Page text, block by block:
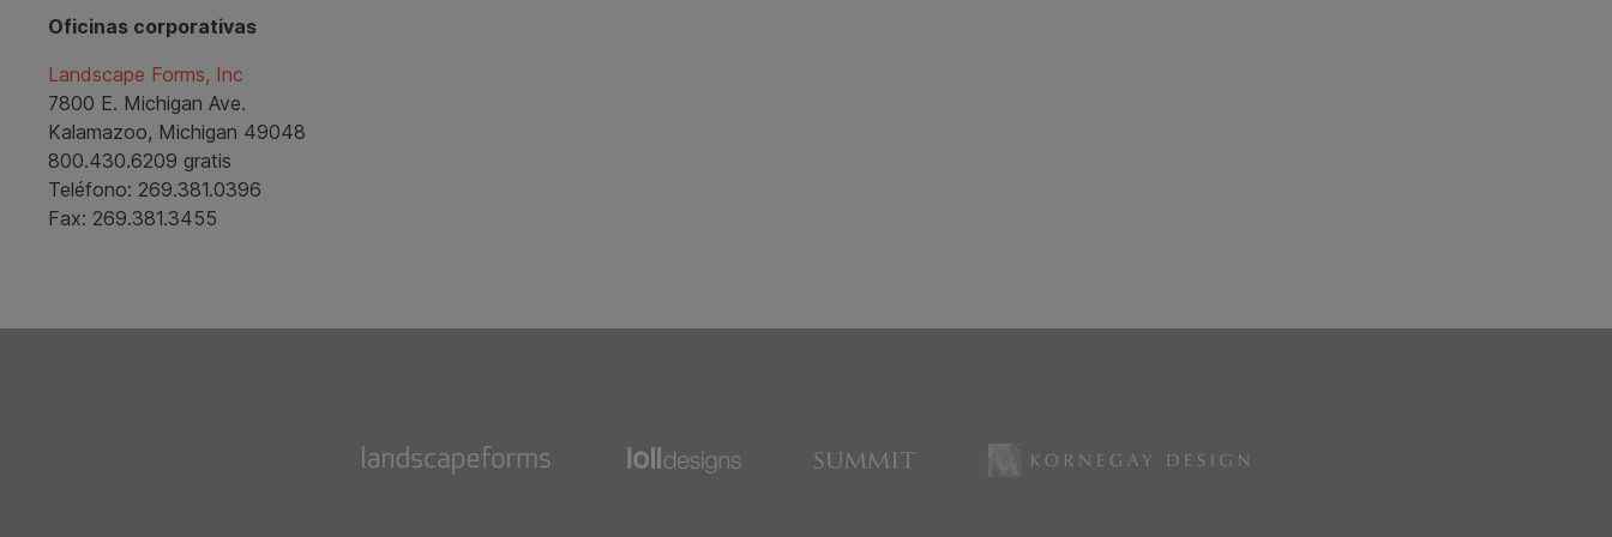
Oficinas corporativas
Landscape Forms, Inc
7800 E. Michigan Ave.
Kalamazoo, Michigan 49048
800.430.6209 gratis
Teléfono: 269.381.0396
Fax: 269.381.3455